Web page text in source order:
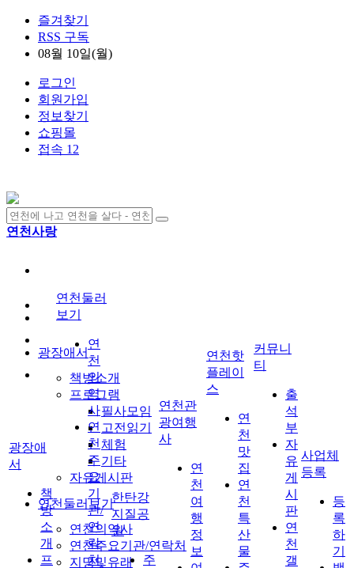
즐겨찾기
RSS 구독
08월 10일(월)
로그인
회원가입
정보찾기
쇼핑몰
접속 12
연천사랑
광장애서
책방소개
프로그램
필사모임
고전읽기
체험
기타
자유게시판
연천둘러보기
연천의역사
연천주요기관/연락처
지명및유래
광장애
서
책
방
소
개
프
연천둘러
보기
연
천
의
역
사
연
천
주
요
기
관/
연
락
처
한탄강
지질공
원
주
연천관
광여행
사
연
천
여
행
정
보
연천핫
플레이
스
연
천
맛
집
연
천
특
산
물
커뮤니
티
출
석
부
자
유
게
시
판
연
천
갤
사업체
등록
등
록
하
기